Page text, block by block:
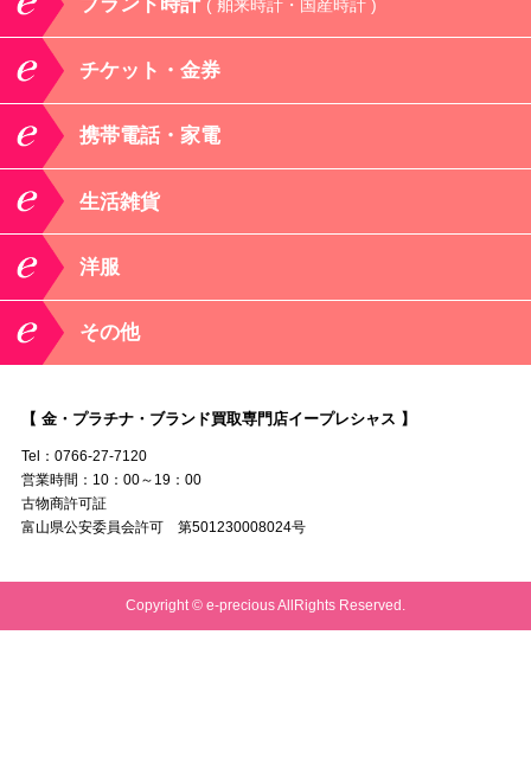
ブランド時計 ( 舶来時計・国産時計 )
チケット・金券
携帯電話・家電
生活雑貨
洋服
その他
【 金・プラチナ・ブランド買取専門店イープレシャス 】
Tel：0766-27-7120
営業時間：10：00～19：00
古物商許可証
富山県公安委員会許可 第501230008024号
Copyright © e-precious AllRights Reserved.